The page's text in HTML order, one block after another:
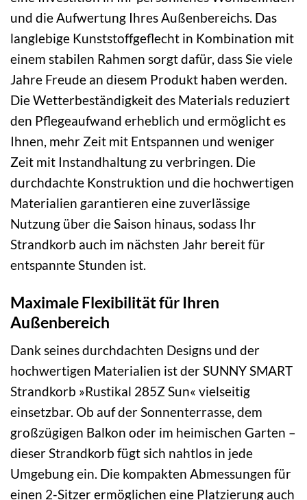
und die Aufwertung Ihres Außenbereichs. Das
langlebige Kunststoffgeflecht in Kombination mit
einem stabilen Rahmen sorgt dafür, dass Sie viele
Jahre Freude an diesem Produkt haben werden.
Die Wetterbeständigkeit des Materials reduziert
den Pflegeaufwand erheblich und ermöglicht es
Ihnen, mehr Zeit mit Entspannen und weniger
Zeit mit Instandhaltung zu verbringen. Die
durchdachte Konstruktion und die hochwertigen
Materialien garantieren eine zuverlässige
Nutzung über die Saison hinaus, sodass Ihr
Strandkorb auch im nächsten Jahr bereit für
entspannte Stunden ist.
Maximale Flexibilität für Ihren
Außenbereich
Dank seines durchdachten Designs und der
hochwertigen Materialien ist der SUNNY SMART
Strandkorb »Rustikal 285Z Sun« vielseitig
einsetzbar. Ob auf der Sonnenterrasse, dem
großzügigen Balkon oder im heimischen Garten –
dieser Strandkorb fügt sich nahtlos in jede
Umgebung ein. Die kompakten Abmessungen für
einen 2-Sitzer ermöglichen eine Platzierung auch